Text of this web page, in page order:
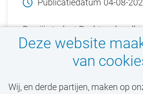
Deze website
van
Wij, en derde partijen, maken op
Publicatiedatum 04-08-
Ben jij student
recht (VU) en ben je
rechtstheorie en/of
Amsterdam (VU).